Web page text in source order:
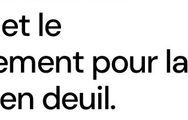
le
pour la
deuil.